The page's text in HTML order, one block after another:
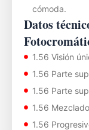
cómoda.
Datos
1.56 Visión
1.56 Parte
1.56 Parte
1.56 Mezclado
1.56